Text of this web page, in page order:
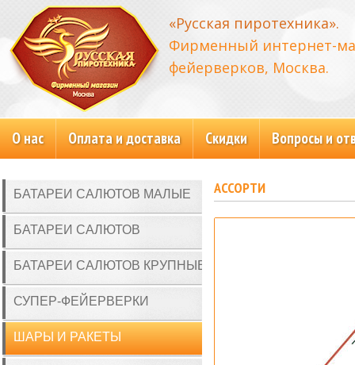
«Русская пиротехника».
Фирменный интернет-
фейерверков, Москва.
О нас Оплата и доставка Скидки Вопросы и
АССОРТИ
БАТАРЕИ САЛЮТОВ МАЛЫЕ
БАТАРЕИ САЛЮТОВ
БАТАРЕИ САЛЮТОВ КРУПНЫЕ
СУПЕР-ФЕЙЕРВЕРКИ
ШАРЫ И РАКЕТЫ